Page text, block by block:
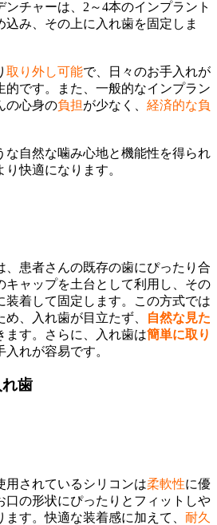
チャーは、2～4本のインプラント
込み、その上に入れ歯を固定しま
取り外し可能で、日々のお手入れが
的です。また、一般的なインプラン
の心身の負担が少なく、 経済的な負
な自然な噛み心地と機能性を得られ
快適になります。
、患者さんの既存の歯にぴったり合
キャップを土台として利用し、その
装着して固定します。この方式では
、入れ歯が目立たず、
自然な見た
ます。さらに、入れ歯は簡単に取り
れが容易です。
歯
用されているシリコンは柔軟性に優
口の形状にぴったりとフィットしや
す。快適な装着感に加えて、 耐久